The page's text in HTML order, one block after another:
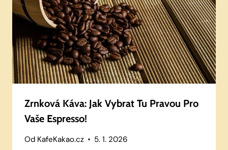
Zrnková Káva: Jak Vybrat Tu Pravou Pro
Vaše Espresso!
Od KafeKakao.cz 5. 1. 2026